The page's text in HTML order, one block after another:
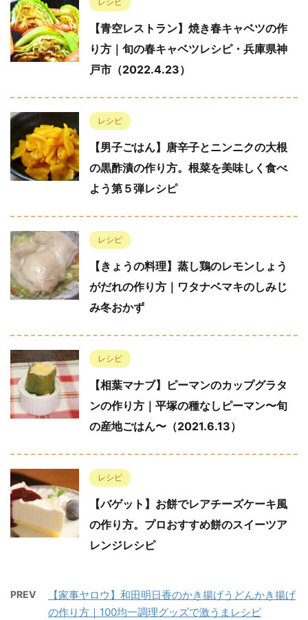
【青空レストラン】焼き春キャベツの作
り方｜旬の春キャベツレシピ・兵庫県神
戸市（2022.4.23）
レシピ
【男子ごはん】唐辛子とニンニクの大根
の黒酢漬の作り方。根菜を美味しく食べ
よう第５弾レシピ
レシピ
【きょうの料理】蒸し鶏のレモンしょう
がだれの作り方｜ワタナベマキのしみじ
み冬おかず
レシピ
【相葉マナブ】ピーマンのカップグラタ
ンの作り方｜平塚の種なしピーマン〜旬
の産地ごはん〜（2021.6.13）
レシピ
【バゲット】お餅でレアチーズケーキ風
の作り方。プロおすすめ餅のスイーツア
レンジレシピ
PREV
【家事ヤロウ】和田明日香のかき揚げうどんかき揚げ
の作り方｜100均一調理グッズで激うまレシピ